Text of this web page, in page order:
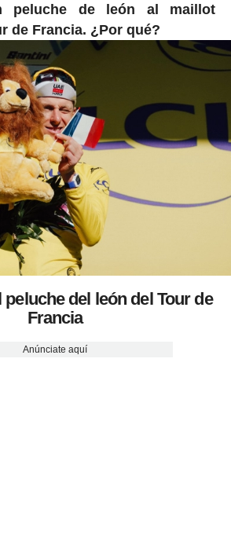
peluche de león al maillot
de Francia. ¿Por qué?
del león del Tour de
Francia
Anúnciate aquí